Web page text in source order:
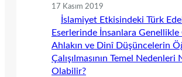
17 Kasım 2019
İslamiyet Etkisindeki Türk
Eserlerinde İnsanlara Genellikle
Ahlakın ve Dinî Düşüncelerin
Çalışılmasının Temel Nedenleri
Olabilir?